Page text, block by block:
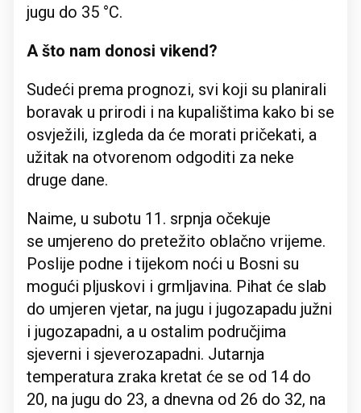
jugu do 35 °C.
A što nam donosi vikend?
Sudeći prema prognozi, svi koji su planirali
boravak u prirodi i na kupalištima kako bi se
osvježili, izgleda da će morati pričekati, a
užitak na otvorenom odgoditi za neke
druge dane.
Naime, u subotu 11. srpnja očekuje
se umjereno do pretežito oblačno vrijeme.
Poslije podne i tijekom noći u Bosni su
mogući pljuskovi i grmljavina. Pihat će slab
do umjeren vjetar, na jugu i jugozapadu južni
i jugozapadni, a u ostalim područjima
sjeverni i sjeverozapadni. Jutarnja
temperatura zraka kretat će se od 14 do
20, na jugu do 23, a dnevna od 26 do 32, na